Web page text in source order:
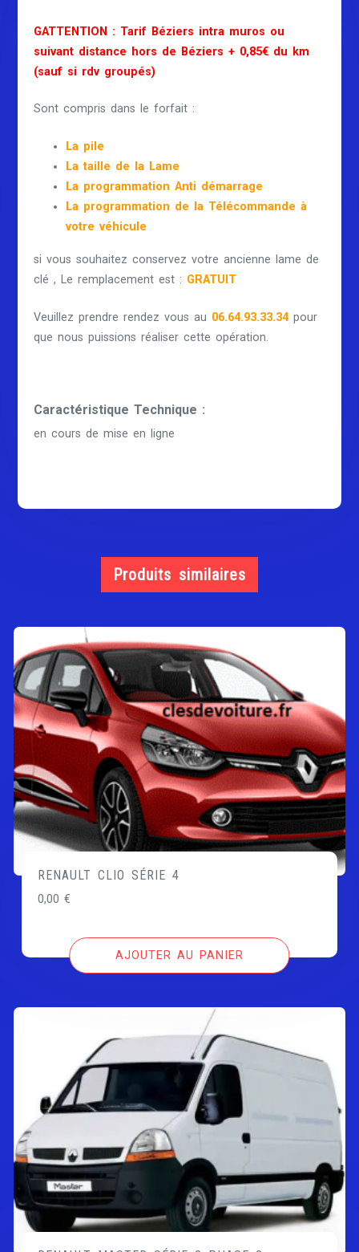
GATTENTION : Tarif Béziers intra muros ou
suivant distance hors de Béziers + 0,85€ du km
(sauf si rdv groupés)
Sont compris dans le forfait :
La pile
La taille de la Lame
La programmation Anti démarrage
La programmation de la Télécommande à
votre véhicule
si vous souhaitez conservez votre ancienne lame de
clé , Le remplacement est : GRATUIT
Veuillez prendre rendez vous au 06.64.93.33.34pour
que nous puissions réaliser cette opération.
Caractéristique Technique :
en cours de mise en ligne
Produits similaires
RENAULT CLIO SÉRIE 4
0,00€
AJOUTER AU PANIER